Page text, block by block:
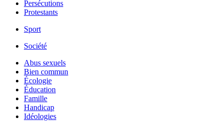
Persécutions
Protestants
Sport
Société
Abus sexuels
Bien commun
Écologie
Éducation
Famille
Handicap
Idéologies